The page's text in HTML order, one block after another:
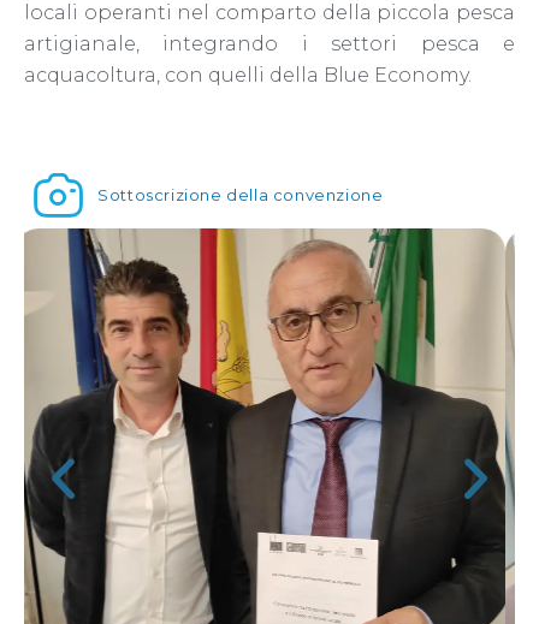
locali operanti nel comparto della piccola pesca
artigianale, integrando i settori pesca e
acquacoltura, con quelli della Blue Economy.
Sottoscrizione della convenzione